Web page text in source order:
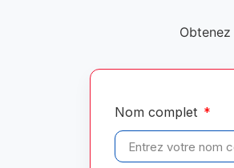
Obtenez
Nom complet